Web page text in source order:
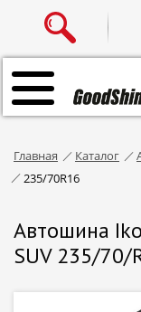
Главная Каталог
235/70R16
Автошина
SUV 235/70/